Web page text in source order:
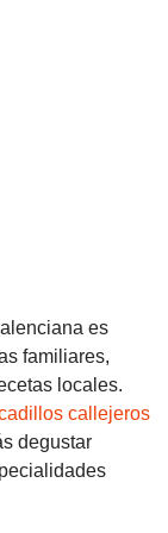
es
familiares,
locales.
callejeros
degustar